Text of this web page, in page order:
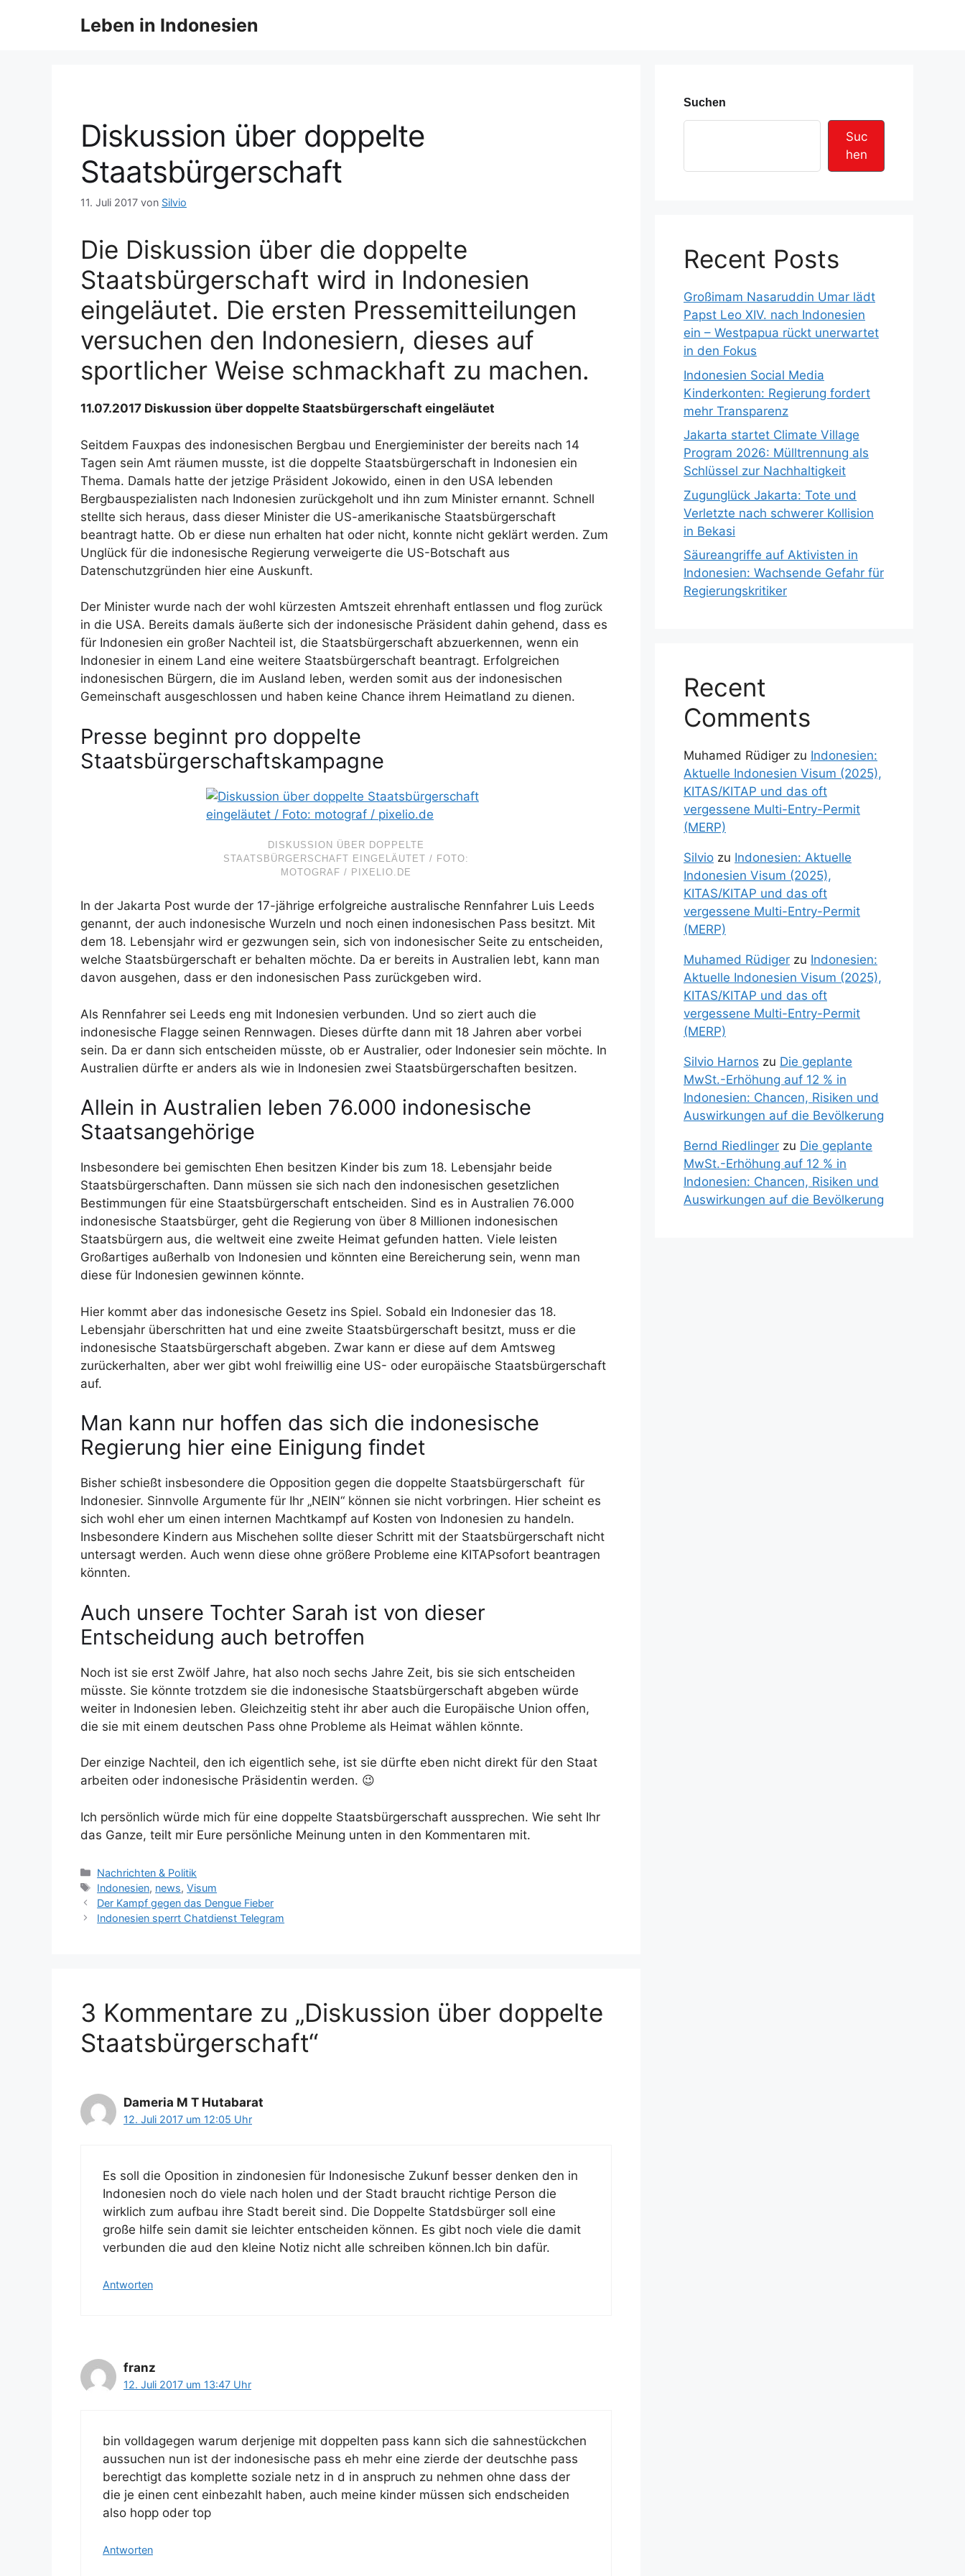
Leben in Indonesien
Diskussion über doppelte
Staatsbürgerschaft
11. Juli 2017 von Silvio
Die Diskussion über die doppelte
Staatsbürgerschaft wird in Indonesien
eingeläutet. Die ersten Pressemitteilungen
versuchen den Indonesiern, dieses auf
sportlicher Weise schmackhaft zu machen.
11.07.2017 Diskussion über doppelte Staatsbürgerschaft eingeläutet
Seitdem Fauxpas des indonesischen Bergbau und Energieminister der bereits nach 14
Tagen sein Amt räumen musste, ist die doppelte Staatsbürgerschaft in Indonesien ein
Thema. Damals hatte der jetzige Präsident Jokowido, einen in den USA lebenden
Bergbauspezialisten nach Indonesien zurückgeholt und ihn zum Minister ernannt. Schnell
stellte sich heraus, dass dieser Minister die US-amerikanische Staatsbürgerschaft
beantragt hatte. Ob er diese nun erhalten hat oder nicht, konnte nicht geklärt werden. Zum
Unglück für die indonesische Regierung verweigerte die US-Botschaft aus
Datenschutzgründen hier eine Auskunft.
Der Minister wurde nach der wohl kürzesten Amtszeit ehrenhaft entlassen und flog zurück
in die USA. Bereits damals äußerte sich der indonesische Präsident dahin gehend, dass es
für Indonesien ein großer Nachteil ist, die Staatsbürgerschaft abzuerkennen, wenn ein
Indonesier in einem Land eine weitere Staatsbürgerschaft beantragt. Erfolgreichen
indonesischen Bürgern, die im Ausland leben, werden somit aus der indonesischen
Gemeinschaft ausgeschlossen und haben keine Chance ihrem Heimatland zu dienen.
Presse beginnt pro doppelte
Staatsbürgerschaftskampagne
DISKUSSION ÜBER DOPPELTE
STAATSBÜRGERSCHAFT EINGELÄUTET / FOTO:
MOTOGRAF / PIXELIO.DE
In der Jakarta Post wurde der 17-jährige erfolgreiche australische Rennfahrer Luis Leeds
genannt, der auch indonesische Wurzeln und noch einen indonesischen Pass besitzt. Mit
dem 18. Lebensjahr wird er gezwungen sein, sich von indonesischer Seite zu entscheiden,
welche Staatsbürgerschaft er behalten möchte. Da er bereits in Australien lebt, kann man
davon ausgehen, dass er den indonesischen Pass zurückgeben wird.
Als Rennfahrer sei Leeds eng mit Indonesien verbunden. Und so ziert auch die
indonesische Flagge seinen Rennwagen. Dieses dürfte dann mit 18 Jahren aber vorbei
sein. Da er dann sich entscheiden müsste, ob er Australier, oder Indonesier sein möchte. In
Australien dürfte er anders als wie in Indonesien zwei Staatsbürgerschaften besitzen.
Allein in Australien leben 76.000 indonesische
Staatsangehörige
Insbesondere bei gemischten Ehen besitzen Kinder bis zum 18. Lebensjahr beide
Staatsbürgerschaften. Dann müssen sie sich nach den indonesischen gesetzlichen
Bestimmungen für eine Staatsbürgerschaft entscheiden. Sind es in Australien 76.000
indonesische Staatsbürger, geht die Regierung von über 8 Millionen indonesischen
Staatsbürgern aus, die weltweit eine zweite Heimat gefunden hatten. Viele leisten
Großartiges außerhalb von Indonesien und könnten eine Bereicherung sein, wenn man
diese für Indonesien gewinnen könnte.
Hier kommt aber das indonesische Gesetz ins Spiel. Sobald ein Indonesier das 18.
Lebensjahr überschritten hat und eine zweite Staatsbürgerschaft besitzt, muss er die
indonesische Staatsbürgerschaft abgeben. Zwar kann er diese auf dem Amtsweg
zurückerhalten, aber wer gibt wohl freiwillig eine US- oder europäische Staatsbürgerschaft
auf.
Man kann nur hoffen das sich die indonesische
Regierung hier eine Einigung findet
Bisher schießt insbesondere die Opposition gegen die doppelte Staatsbürgerschaft für
Indonesier. Sinnvolle Argumente für Ihr „NEIN“ können sie nicht vorbringen. Hier scheint es
sich wohl eher um einen internen Machtkampf auf Kosten von Indonesien zu handeln.
Insbesondere Kindern aus Mischehen sollte dieser Schritt mit der Staatsbürgerschaft nicht
untersagt werden. Auch wenn diese ohne größere Probleme eine KITAPsofort beantragen
könnten.
Auch unsere Tochter Sarah ist von dieser
Entscheidung auch betroffen
Noch ist sie erst Zwölf Jahre, hat also noch sechs Jahre Zeit, bis sie sich entscheiden
müsste. Sie könnte trotzdem sie die indonesische Staatsbürgerschaft abgeben würde
weiter in Indonesien leben. Gleichzeitig steht ihr aber auch die Europäische Union offen,
die sie mit einem deutschen Pass ohne Probleme als Heimat wählen könnte.
Der einzige Nachteil, den ich eigentlich sehe, ist sie dürfte eben nicht direkt für den Staat
arbeiten oder indonesische Präsidentin werden. 😉
Ich persönlich würde mich für eine doppelte Staatsbürgerschaft aussprechen. Wie seht Ihr
das Ganze, teilt mir Eure persönliche Meinung unten in den Kommentaren mit.
K
a
t
e
Nachrichten & Politik
S
c
h
e
r
Indonesien, news,Visum
Der Kampf gegen das Dengue Fieber
Indonesien sperrt Chatdienst Telegram
3 Kommentare zu „Diskussion über doppelte
Staatsbürgerschaft“
Dameria M T Hutabarat
12. Juli 2017 um 12:05 Uhr
Es soll die Oposition in zindonesien für Indonesische Zukunf besser denken den in
Indonesien noch do viele nach holen und der Stadt braucht richtige Person die
wirklich zum aufbau ihre Stadt bereit sind. Die Doppelte Statdsbürger soll eine
große hilfe sein damit sie leichter entscheiden können. Es gibt noch viele die damit
verbunden die aud den kleine Notiz nicht alle schreiben können.Ich bin dafür.
Antworten
franz
12. Juli 2017 um 13:47 Uhr
bin volldagegen warum derjenige mit doppelten pass kann sich die sahnestückchen
aussuchen nun ist der indonesische pass eh mehr eine zierde der deutschhe pass
berechtigt das komplette soziale netz in d in anspruch zu nehmen ohne dass der
die je einen cent einbezahlt haben, auch meine kinder müssen sich endscheiden
also hopp oder top
Antworten
Suchen
Suc
hen
Recent Posts
Großimam Nasaruddin Umar lädt
Papst Leo XIV. nach Indonesien
ein – Westpapua rückt unerwartet
in den Fokus
Indonesien Social Media
Kinderkonten: Regierung fordert
mehr Transparenz
Jakarta startet Climate Village
Program 2026: Mülltrennung als
Schlüssel zur Nachhaltigkeit
Zugunglück Jakarta: Tote und
Verletzte nach schwerer Kollision
in Bekasi
Säureangriffe auf Aktivisten in
Indonesien: Wachsende Gefahr für
Regierungskritiker
Recent
Comments
Muhamed Rüdiger zu Indonesien:
Aktuelle Indonesien Visum (2025),
KITAS/KITAP und das oft
vergessene Multi-Entry-Permit
(MERP)
Silvio zu Indonesien: Aktuelle
Indonesien Visum (2025),
KITAS/KITAP und das oft
vergessene Multi-Entry-Permit
(MERP)
Muhamed Rüdiger zu Indonesien:
Aktuelle Indonesien Visum (2025),
KITAS/KITAP und das oft
vergessene Multi-Entry-Permit
(MERP)
Silvio Harnos zu Die geplante
MwSt.-Erhöhung auf 12 % in
Indonesien: Chancen, Risiken und
Auswirkungen auf die Bevölkerung
Bernd Riedlinger zu Die geplante
MwSt.-Erhöhung auf 12 % in
Indonesien: Chancen, Risiken und
Auswirkungen auf die Bevölkerung